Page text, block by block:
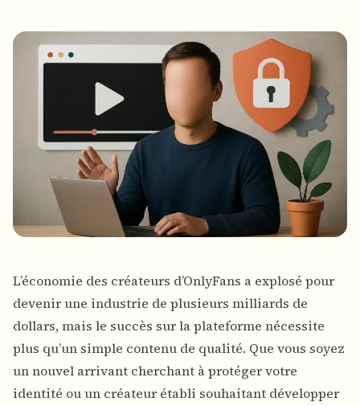
L’économie des créateurs d’OnlyFans a explosé pour
devenir une industrie de plusieurs milliards de
dollars, mais le succès sur la plateforme nécessite
plus qu’un simple contenu de qualité. Que vous soyez
un nouvel arrivant cherchant à protéger votre
identité ou un créateur établi souhaitant développer